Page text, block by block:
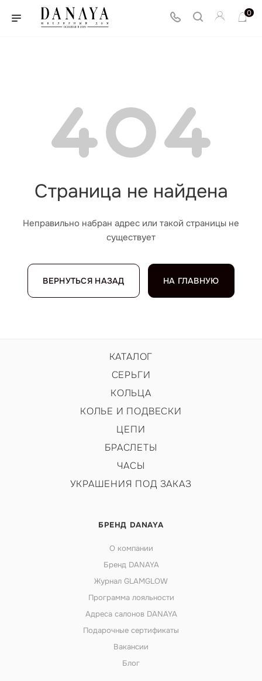
0
Страница не найдена
Неправильно набран адрес или такой страницы не
существует
ВЕРНУТЬСЯ НАЗАД НА ГЛАВНУЮ
КАТАЛОГ
СЕРЬГИ
КОЛЬЦА
КОЛЬЕ И ПОДВЕСКИ
ЦЕПИ
БРАСЛЕТЫ
ЧАСЫ
УКРАШЕНИЯ ПОД ЗАКАЗ
БРЕНД DANAYA
О компании
Бренд DANAYA
Журнал GLAMGLOW
Программа лояльности
Адреса салонов DANAYA
Подарочные сертификаты
Вакансии
Блог